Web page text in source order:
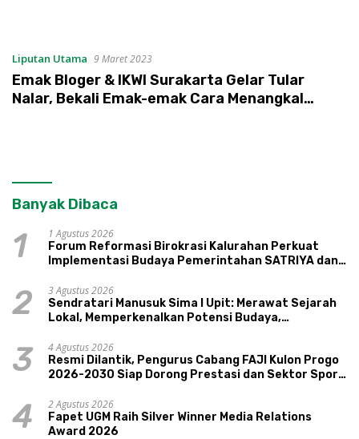
Liputan Utama 9 Maret 2023
Emak Bloger & IKWI Surakarta Gelar Tular
Nalar, Bekali Emak-emak Cara Menangkal
Banyak Dibaca
1
1 Agustus 2026
Forum Reformasi Birokrasi Kalurahan Perkuat
Implementasi Budaya Pemerintahan SATRIYA dan
2
3 Agustus 2026
Sendratari Manusuk Sima I Upit: Merawat Sejarah
Lokal, Memperkenalkan Potensi Budaya,
3
4 Agustus 2026
Resmi Dilantik, Pengurus Cabang FAJI Kulon Progo
2026-2030 Siap Dorong Prestasi dan Sektor Sport
4
2 Agustus 2026
Fapet UGM Raih Silver Winner Media Relations
Award 2026